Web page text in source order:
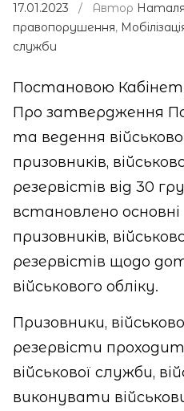
17.01.2023 / Автор Наталя
правопорушення,
служби
Постановою
Про затвердження
та ведення
призовників,
резервістів від 30
встановлено основні
призовників,
резервістів щодо
військового обліку.
Призовники,
резервісти
військової служби,
виконувати